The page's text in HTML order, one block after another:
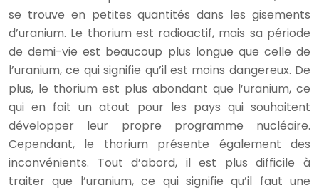
se trouve en petites quantités dans les gisements
d’uranium. Le thorium est radioactif, mais sa période
de demi-vie est beaucoup plus longue que celle de
l’uranium, ce qui signifie qu’il est moins dangereux. De
plus, le thorium est plus abondant que l’uranium, ce
qui en fait un atout pour les pays qui souhaitent
développer leur propre programme nucléaire.
Cependant, le thorium présente également des
inconvénients. Tout d’abord, il est plus difficile à
traiter que l’uranium, ce qui signifie qu’il faut une